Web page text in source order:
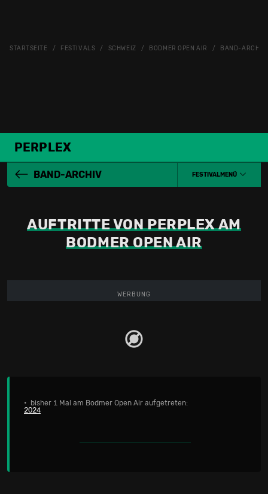
STARTSEITE FESTIVALS SCHWEIZ BODMER OPEN AIR BAND-ARCHIV
PERPLEX
BAND-ARCHIV FESTIVALMENÜ
AUFTRITTE VON PERPLEX AM
BODMER OPEN AIR
WERBUNG
• bisher 1 Mal am Bodmer Open Air aufgetreten:
2024